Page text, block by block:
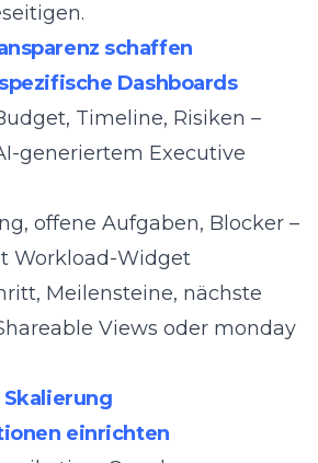
schaffen
Dashboards
Timeline, Risiken –
generiertem Executive
offene Aufgaben, Blocker –
Workload-Widget
Meilensteine, nächste
Views oder monday
einrichten